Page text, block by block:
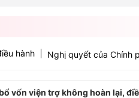
hành Nghị quyết của Chính
vốn viện trợ không hoàn lại,